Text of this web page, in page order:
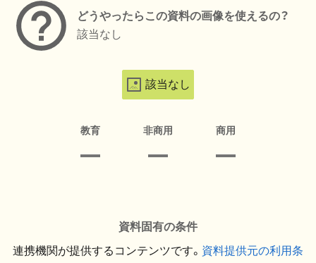
どうやったらこの資料の画像を使えるの？
該当なし
該当なし
教育 非商用 商用
資料固有の条件
連携機関が提供するコンテンツです。 資料提供元の利用条